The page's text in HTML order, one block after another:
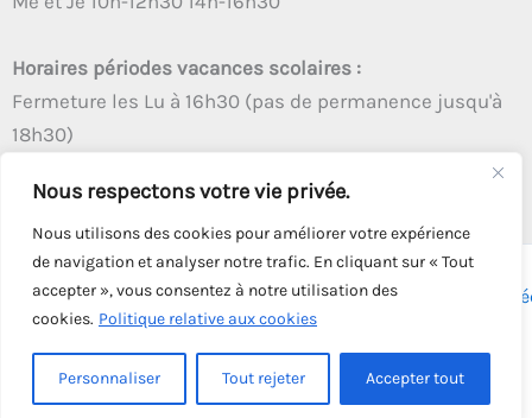
Nous respectons votre vie privée.
Nous utilisons des cookies pour améliorer votre expérience
de navigation et analyser notre trafic. En cliquant sur « Tout
accepter », vous consentez à notre utilisation des
cookies. Politique relative aux cookies
Personnaliser Tout rejeter Accepter tout
Horaires périodes vacances scolaires :
Fermeture les Lu à 16h30 (pas de permanence jusqu'à
18h30)
Copyright © 2026 - Tous droits réservés - | Webmaster
Solution